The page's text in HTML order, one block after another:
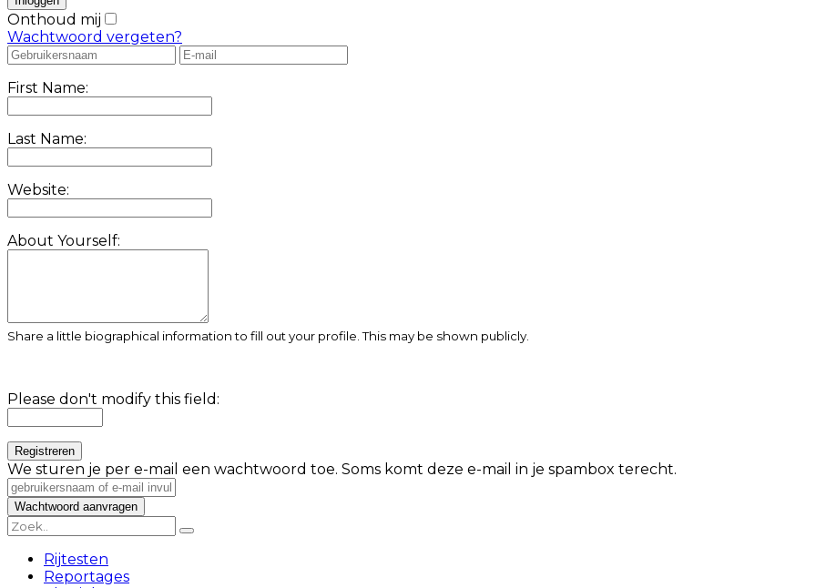
Onthoud mij
Wachtwoord vergeten?
First Name:
Last Name:
Website:
About Yourself:
Share a little biographical information to fill out your profile. This may be shown publicly.
Please don't modify this field:
We sturen je per e-mail een wachtwoord toe. Soms komt deze e-mail in je spambox terecht.
Rijtesten
Reportages